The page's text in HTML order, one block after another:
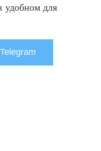
удобном для
Telegram